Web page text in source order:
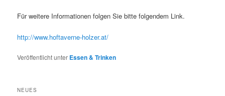
Für weitere Informationen folgen Sie bitte folgendem Link.
http://www.hoftaverne-holzer.at/
Veröffentlicht unter Essen & Trinken
NEUES